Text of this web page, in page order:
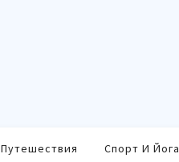
Путешествия Спорт И Йога